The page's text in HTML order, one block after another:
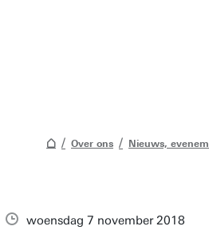
Over ons Nieuws,
woensdag 7 november 2018